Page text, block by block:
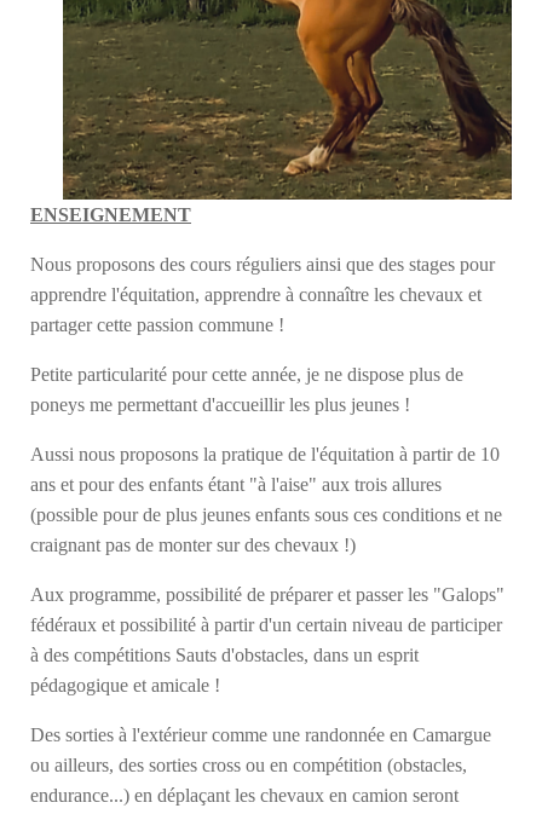
ENSEIGNEMENT
Nous proposons des cours réguliers ainsi que des stages pour
apprendre l'équitation, apprendre à connaître les chevaux et
partager cette passion commune !
Petite particularité pour cette année, je ne dispose plus de
poneys me permettant d'accueillir les plus jeunes !
Aussi nous proposons la pratique de l'équitation à partir de 10
ans et pour des enfants étant "à l'aise" aux trois allures
(possible pour de plus jeunes enfants sous ces conditions et ne
craignant pas de monter sur des chevaux !)
Aux programme, possibilité de préparer et passer les "Galops"
fédéraux et possibilité à partir d'un certain niveau de participer
à des compétitions Sauts d'obstacles, dans un esprit
pédagogique et amicale !
Des sorties à l'extérieur comme une randonnée en Camargue
ou ailleurs, des sorties cross ou en compétition (obstacles,
endurance...) en déplaçant les chevaux en camion seront